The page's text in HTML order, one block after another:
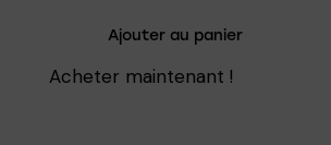
Ajouter au panier
Acheter maintenant !